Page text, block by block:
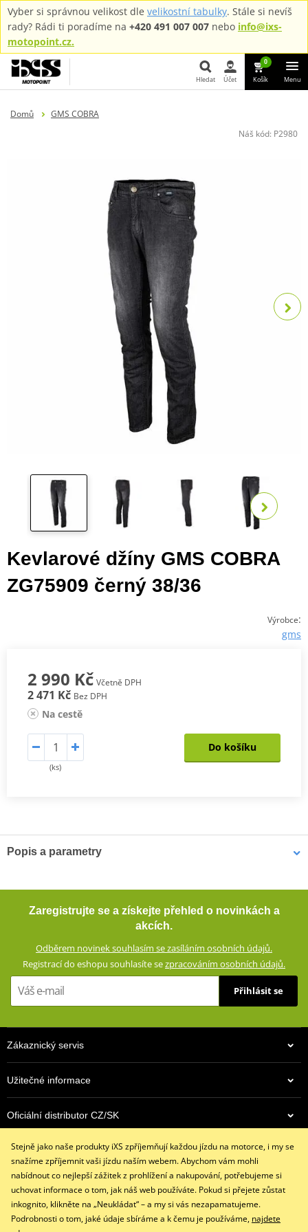
Vyber si správnou velikost dle velikostní tabulky. Stále si nevíš
rady? Rádi ti poradíme na +420 491 007 007 nebo info@ixs-
motopoint.cz.
Hledat Účet
0
Košík Menu
Domů
GMS COBRA
Náš kód: P2980
Kevlarové džíny GMS COBRA
ZG75909 černý 38/36
Výrobce:
gms
2 990 Kč Včetně DPH
2 471 Kč Bez DPH
Na cestě
(ks)
Do košíku
Popis a parametry
Pohodlné motocyklové džíny s rovným střihem. Tyto džíny
poskytují dostatečnou ochranu při jízdě na motocyklu díky
impaktních místech. Zároveň vypadají civilně a díky příměsi
elastanu skvěle padnou a příjemně se nosí.
Džíny s rovným střihem a 5 kapsami
Vnější materiál: 98% bavlna, 2% elastan
Podšívka: 100% polyester
40% polyester
Podšívka ze síťoviny od pasu ke kolenům
Výškově nastavitelné vyjímatelné CE certifikované chrániče
Džíny jsou z výroby opatřeny prémiovou impregnací
Huntsman®, která vydrží až 15 vyprání
PDF iXS SIZE
PDF iXS SIZE
PDF
Zaregistrujte se a získejte přehled o novinkách a
akcích.
Odběrem novinek souhlasím se zasíláním osobních údajů.
Registrací do eshopu souhlasíte sezpracováním osobních údajů.
Přihlásit se
Zákaznický servis
Užitečné informace
Oficiální distributor CZ/SK
Kontaktujte nás
info@ixs-motopoint.cz
Po - Pá (8:00 - 16:30)
Stejně jako naše produkty iXS zpříjemňují každou jízdu na motorce, i my se
snažíme zpříjemnit vaši jízdu naším webem. Abychom vám mohli
nabídnout co nejlepší zážitek z prohlížení a nakupování, potřebujeme si
uchovat informace o tom, jak náš web používáte. Pokud si přejete zůstat
inkognito, klikněte na „Neukládat“ – a my si vás nezapamatujeme.
Podrobnosti o tom, jaké údaje sbíráme a k čemu je používáme, najdete